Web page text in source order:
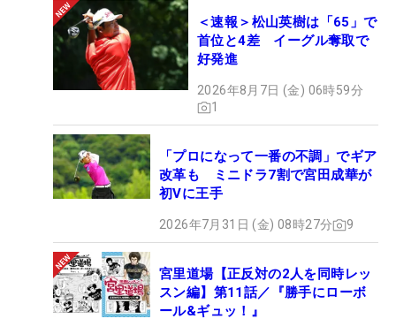
＜速報＞松山英樹は「65」で
首位と4差 イーグル奪取で
好発進
2026年8月7日 (金) 06時59分
1
「プロになって一番の不調」でギア
改革も ミニドラ7割で宮田成華が
初Vに王手
2026年7月31日 (金) 08時27分 9
宮里道場【正反対の2人を同時レッ
スン編】第11話／『勝手にローボ
ール&ギュッ！』